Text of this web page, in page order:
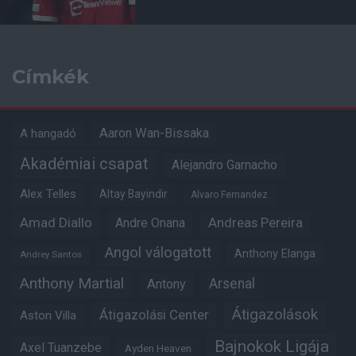
Címkék
A hangadó Aaron Wan-Bissaka
Akadémiai csapat Alejandro Garnacho
Alex Telles Altay Bayindir Alvaro Fernandez
Amad Diallo Andre Onana Andreas Pereira
Andrey Santos Angol válogatott Anthony Elanga
Anthony Martial Antony Arsenal
Aston Villa Átigazolási Center Átigazolások
Axel Tuanzebe Ayden Heaven Bajnokok Ligája